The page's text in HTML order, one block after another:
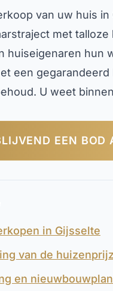
van uw huis
met
huiseigenaren hun
een
U weet
EEN BOD
in Gijsselte
van de
en